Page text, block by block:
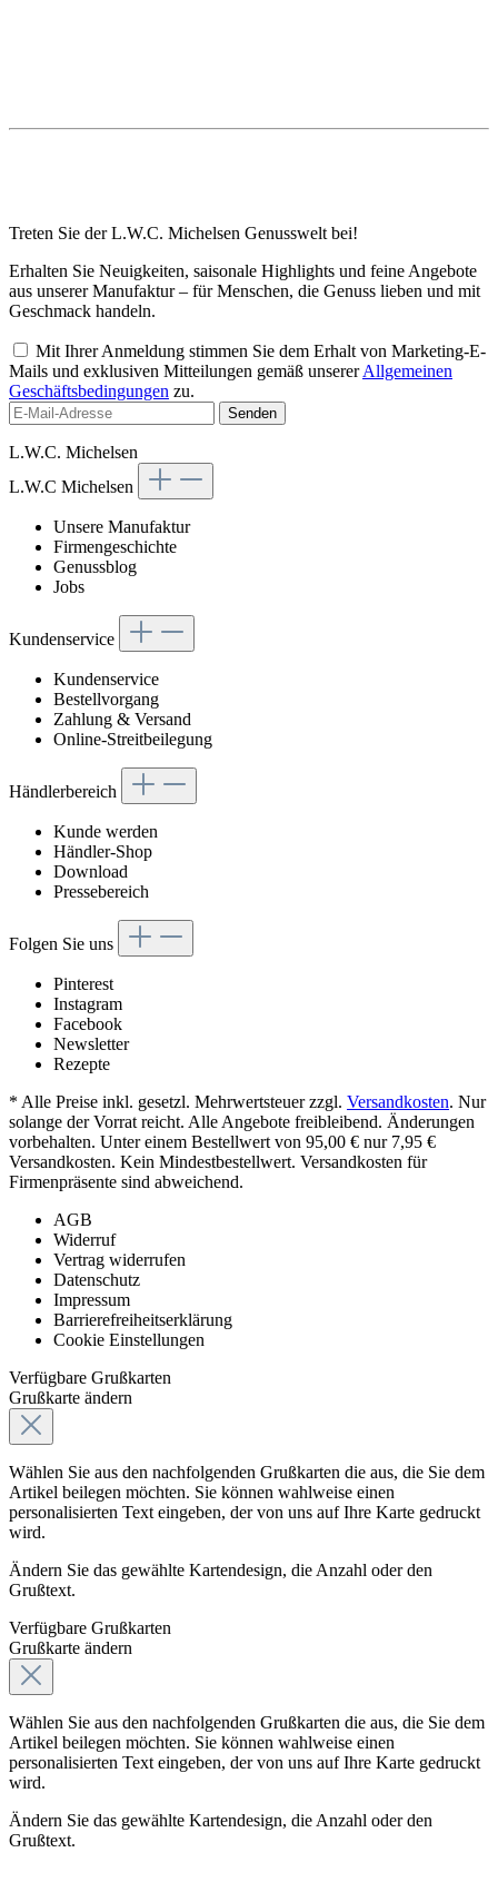
Treten Sie der L.W.C. Michelsen Genusswelt bei!
Erhalten Sie Neuigkeiten, saisonale Highlights und feine Angebote
aus unserer Manufaktur – für Menschen, die Genuss lieben und mit
Geschmack handeln.
Mit Ihrer Anmeldung stimmen Sie dem Erhalt von Marketing-E-
Mails und exklusiven Mitteilungen gemäß unsererAllgemeinen
Geschäftsbedingungen zu.
Senden
L.W.C. Michelsen
L.W.C Michelsen
Unsere Manufaktur
Firmengeschichte
Genussblog
Jobs
Kundenservice
Kundenservice
Bestellvorgang
Zahlung & Versand
Online-Streitbeilegung
Händlerbereich
Kunde werden
Händler-Shop
Download
Pressebereich
Folgen Sie uns
Pinterest
Instagram
Facebook
Newsletter
Rezepte
* Alle Preise inkl. gesetzl. Mehrwertsteuer zzgl. Versandkosten. Nur
solange der Vorrat reicht. Alle Angebote freibleibend. Änderungen
vorbehalten. Unter einem Bestellwert von 95,00 € nur 7,95 €
Versandkosten. Kein Mindestbestellwert. Versandkosten für
Firmenpräsente sind abweichend.
AGB
Widerruf
Vertrag widerrufen
Datenschutz
Impressum
Barrierefreiheitserklärung
Cookie Einstellungen
Verfügbare Grußkarten
Grußkarte ändern
Wählen Sie aus den nachfolgenden Grußkarten die aus, die Sie dem
Artikel beilegen möchten. Sie können wahlweise einen
personalisierten Text eingeben, der von uns auf Ihre Karte gedruckt
wird.
Ändern Sie das gewählte Kartendesign, die Anzahl oder den
Grußtext.
Verfügbare Grußkarten
Grußkarte ändern
Wählen Sie aus den nachfolgenden Grußkarten die aus, die Sie dem
Artikel beilegen möchten. Sie können wahlweise einen
personalisierten Text eingeben, der von uns auf Ihre Karte gedruckt
wird.
Ändern Sie das gewählte Kartendesign, die Anzahl oder den
Grußtext.